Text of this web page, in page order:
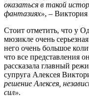
оказаться в такой
фантазиях», –
Стоит отметить, что у
мюзикле очень
него очень большое
что все представления
рассказала главный
супруга Алексея
решение Алексея,
сил».